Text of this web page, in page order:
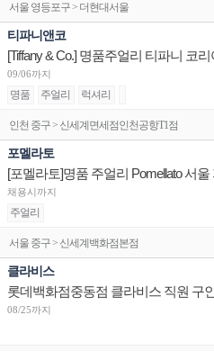
서울 영등포구 > 더현대서울
티파니앤코
09/06까지
명품 주얼리 럭셔리
인천 중구 > 신세계면세점인천공항T1점
포멜라토
[포멜라토]명품 주얼리 Pomellato 서
채용시까지
주얼리
서울 중구 > 신세계백화점본점
클라비스
롯데백화점중동점 클라비스 직원 구
08/25까지